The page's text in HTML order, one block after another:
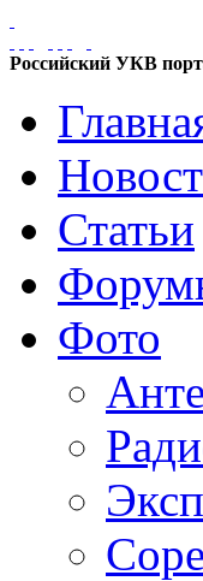
Российский УКВ
Статьи
Фото